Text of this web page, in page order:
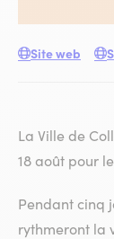
La Ville de
18 août pour
Pendant cinq
rythmeront la
Site web